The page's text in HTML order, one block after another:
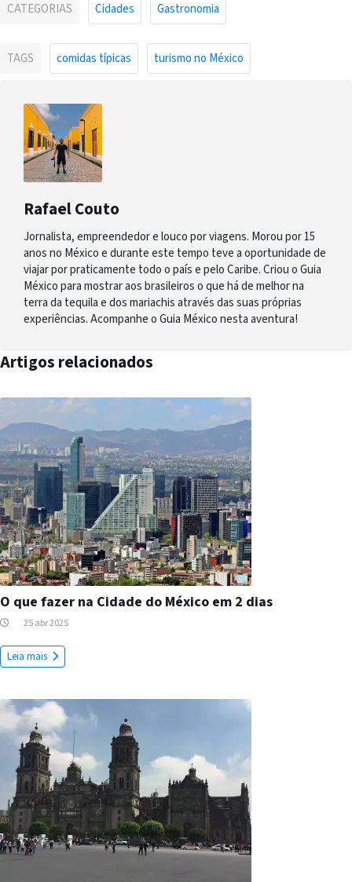
CATEGORIAS Cidades Gastronomia
TAGS comidas típicas turismo no México
Rafael Couto
Jornalista, empreendedor e louco por viagens. Morou por 15
anos no México e durante este tempo teve a oportunidade de
viajar por praticamente todo o país e pelo Caribe. Criou o Guia
México para mostrar aos brasileiros o que há de melhor na
terra da tequila e dos mariachis através das suas próprias
experiências. Acompanhe o Guia México nesta aventura!
Artigos relacionados
O que fazer na Cidade do México em 2 dias
25 abr 2025
Leia mais